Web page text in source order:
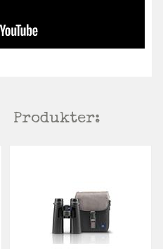
Produkter: